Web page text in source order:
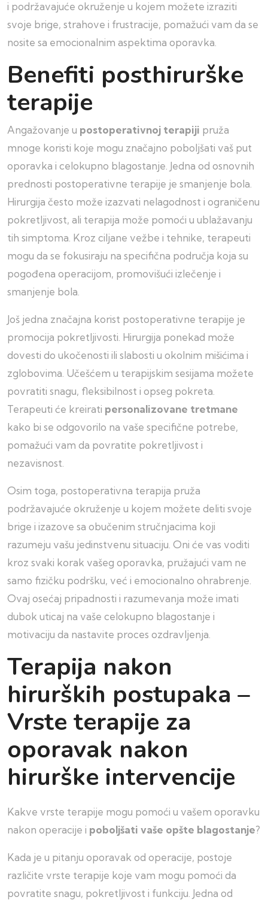
i podržavajuće okruženje u kojem možete izraziti
svoje brige, strahove i frustracije, pomažući vam da se
nosite sa emocionalnim aspektima oporavka.
Benefiti posthirurške
terapije
Angažovanje u postoperativnoj terapiji pruža
mnoge koristi koje mogu značajno poboljšati vaš put
oporavka i celokupno blagostanje. Jedna od osnovnih
prednosti postoperativne terapije je smanjenje bola.
Hirurgija često može izazvati nelagodnost i ograničenu
pokretljivost, ali terapija može pomoći u ublažavanju
tih simptoma. Kroz ciljane vežbe i tehnike, terapeuti
mogu da se fokusiraju na specifična područja koja su
pogođena operacijom, promovišući izlečenje i
smanjenje bola.
Još jedna značajna korist postoperativne terapije je
promocija pokretljivosti. Hirurgija ponekad može
dovesti do ukočenosti ili slabosti u okolnim mišićima i
zglobovima. Učešćem u terapijskim sesijama možete
povratiti snagu, fleksibilnost i opseg pokreta.
Terapeuti će kreirati personalizovane tretmane
kako bi se odgovorilo na vaše specifične potrebe,
pomažući vam da povratite pokretljivost i
nezavisnost.
Osim toga, postoperativna terapija pruža
podržavajuće okruženje u kojem možete deliti svoje
brige i izazove sa obučenim stručnjacima koji
razumeju vašu jedinstvenu situaciju. Oni će vas voditi
kroz svaki korak vašeg oporavka, pružajući vam ne
samo fizičku podršku, već i emocionalno ohrabrenje.
Ovaj osećaj pripadnosti i razumevanja može imati
dubok uticaj na vaše celokupno blagostanje i
motivaciju da nastavite proces ozdravljenja.
Terapija nakon
hirurških postupaka –
Vrste terapije za
oporavak nakon
hirurške intervencije
Kakve vrste terapije mogu pomoći u vašem oporavku
nakon operacije i poboljšati vaše opšte blagostanje?
Kada je u pitanju oporavak od operacije, postoje
različite vrste terapije koje vam mogu pomoći da
povratite snagu, pokretljivost i funkciju. Jedna od